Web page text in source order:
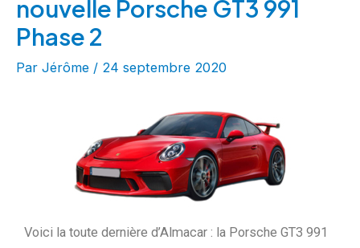
nouvelle Porsche GT3 991
Phase 2
Par Jérôme / 24 septembre 2020
Voici la toute dernière d’Almacar : la Porsche GT3 991